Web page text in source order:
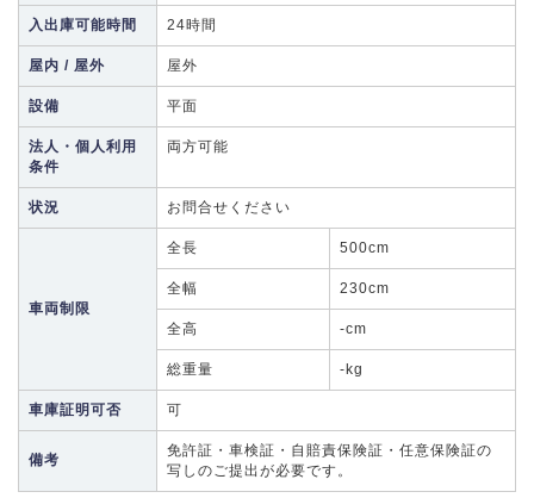
入出庫可能時間 24時間
屋内 / 屋外 屋外
設備 平面
法人・個人利用
条件
両方可能
状況 お問合せください
車両制限
全長 500cm
全幅 230cm
全高 -cm
総重量 -kg
車庫証明可否 可
備考
免許証・車検証・自賠責保険証・任意保険証の
写しのご提出が必要です。